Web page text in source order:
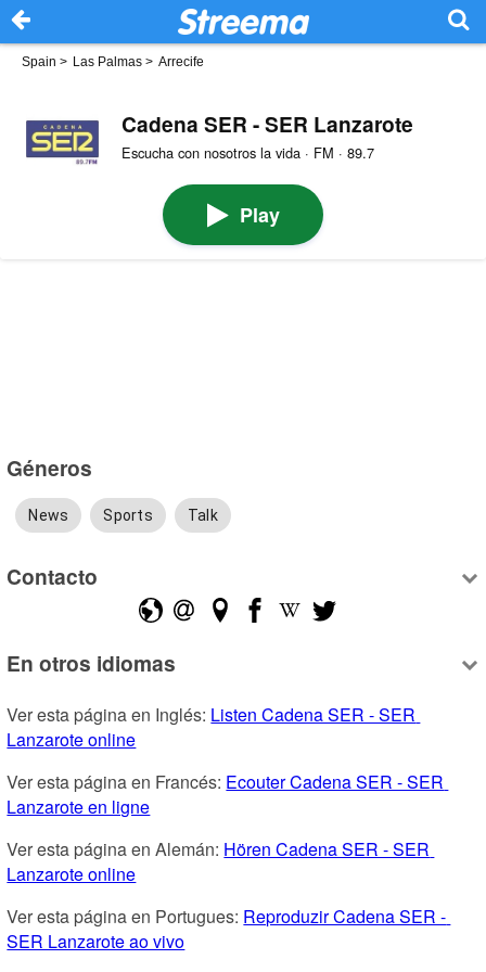
Spain > Las Palmas > Arrecife
Cadena SER - SER Lanzarote
Escucha con nosotros la vida · FM · 89.7
Play
Géneros
News Sports Talk
Contacto
En otros idiomas
Ver esta página en Inglés: Listen Cadena SER - SER
Lanzarote online
Ver esta página en Francés: Ecouter Cadena SER - SER
Lanzarote en ligne
Ver esta página en Alemán: Hören Cadena SER - SER
Lanzarote online
Ver esta página en Portugues: Reproduzir Cadena SER -
SER Lanzarote ao vivo